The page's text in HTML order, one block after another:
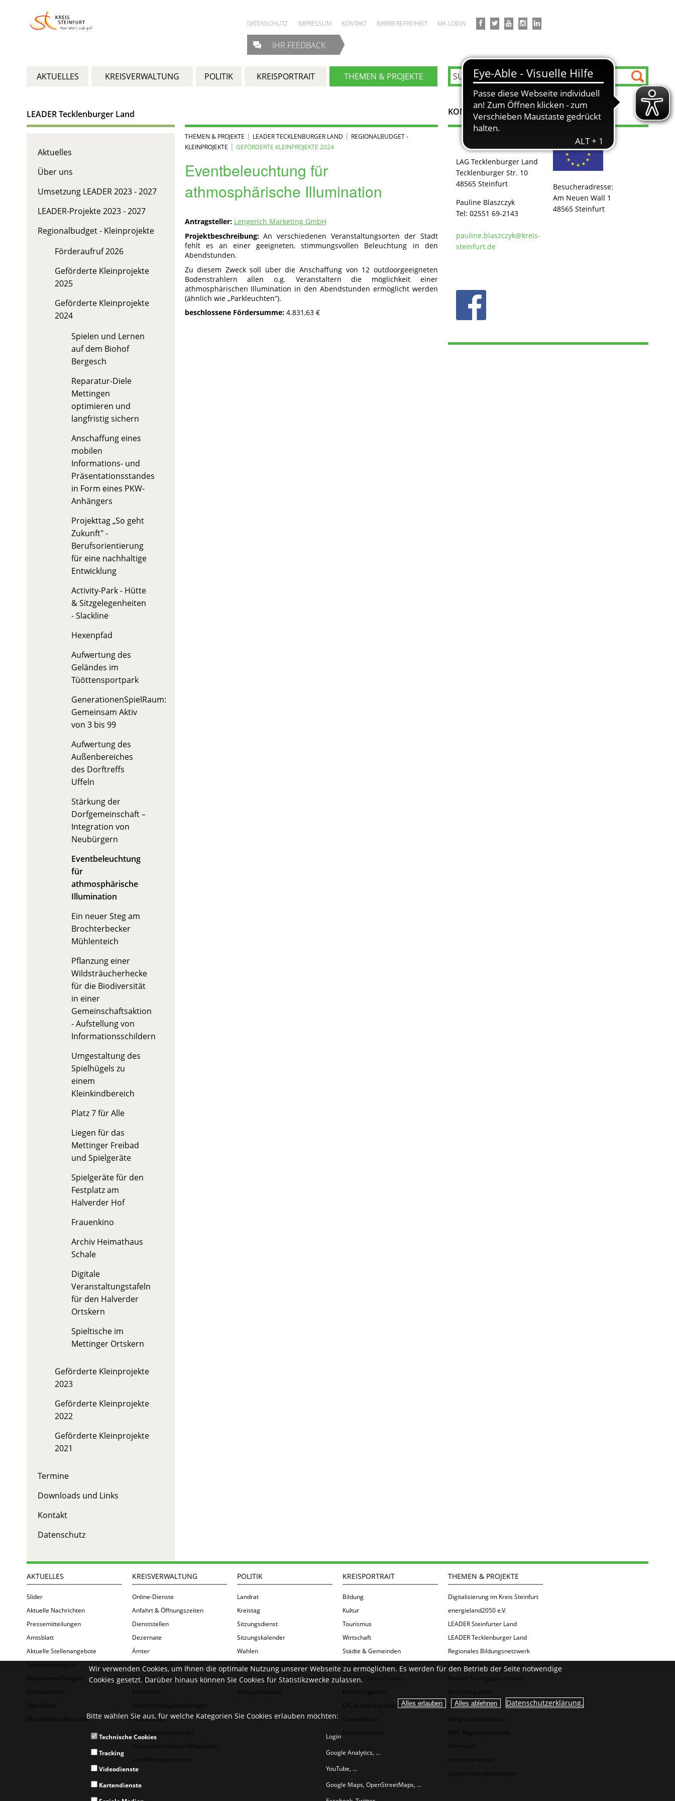
DATENSCHUTZ IMPRESSUM KONTAKT BARRIEREFREIHEIT MA-LOGIN
IHR FEEDBACK
AKTUELLES KREISVERWALTUNG POLITIK KREISPORTRAIT THEMEN & PROJEKTE
LEADER Tecklenburger Land
Aktuelles
Über uns
Umsetzung LEADER 2023 - 2027
LEADER-Projekte 2023 - 2027
Regionalbudget - Kleinprojekte
Förderaufruf 2026
Geförderte Kleinprojekte
2025
Geförderte Kleinprojekte
2024
Spielen und Lernen
auf dem Biohof
Bergesch
Reparatur-Diele
Mettingen
optimieren und
langfristig sichern
Anschaffung eines
mobilen
Informations- und
Präsentationsstandes
in Form eines PKW-
Anhängers
Projekttag „So geht
Zukunft" -
Berufsorientierung
für eine nachhaltige
Entwicklung
Activity-Park - Hütte
& Sitzgelegenheiten
- Slackline
Hexenpfad
Aufwertung des
Geländes im
Tüöttensportpark
GenerationenSpielRaum:
Gemeinsam Aktiv
von 3 bis 99
Aufwertung des
Außenbereiches
des Dorftreffs
Uffeln
Stärkung der
Dorfgemeinschaft –
Integration von
Neubürgern
Eventbeleuchtung
für
athmosphärische
Illumination
Ein neuer Steg am
Brochterbecker
Mühlenteich
Pflanzung einer
Wildsträucherhecke
für die Biodiversität
in einer
Gemeinschaftsaktion
- Aufstellung von
Informationsschildern
Umgestaltung des
Spielhügels zu
einem
Kleinkindbereich
Platz 7 für Alle
Liegen für das
Mettinger Freibad
und Spielgeräte
Spielgeräte für den
Festplatz am
Halverder Hof
Frauenkino
Archiv Heimathaus
Schale
Digitale
Veranstaltungstafeln
für den Halverder
Ortskern
Spieltische im
Mettinger Ortskern
Geförderte Kleinprojekte
2023
Geförderte Kleinprojekte
2022
Geförderte Kleinprojekte
2021
Termine
Downloads und Links
Kontakt
Datenschutz
THEMEN & PROJEKTE | LEADER TECKLENBURGER LAND | REGIONALBUDGET -
KLEINPROJEKTE | GEFÖRDERTE KLEINPROJEKTE 2024
Eventbeleuchtung für
athmosphärische Illumination
Antragsteller: Lengerich Marketing GmbH
Projektbeschreibung:An verschiedenen Veranstaltungsorten der Stadt
fehlt es an einer geeigneten, stimmungsvollen Beleuchtung in den
Abendstunden.
Zu diesem Zweck soll über die Anschaffung von 12 outdoorgeeigneten
Bodenstrahlern allen o.g. Veranstaltern die möglichkeit einer
athmosphärischen Illumination in den Abendstunden ermöglicht werden
(ähnlich wie „Parkleuchten“).
beschlossene Fördersumme:4.831,63 €
KONTAKT
LAG Tecklenburger Land
Tecklenburger Str. 10
48565 Steinfurt
Pauline Blaszczyk
Tel: 02551 69-2143
pauline.blaszczyk@kreis-
steinfurt.de
Besucheradresse:
Am Neuen Wall 1
48565 Steinfurt
AKTUELLES
Slider
Aktuelle Nachrichten
Pressemitteilungen
Amtsblatt
Aktuelle Stellenangebote
Ausschreibungen
Bekanntmachungen
Publikationen
OpenData
Münsterland Botschaft
KREISVERWALTUNG
Online-Dienste
Anfahrt & Öffnungszeiten
Dienststellen
Dezernate
Ämter
Jobs & Karriere
Haushalt & Finanzen
Kreisrecht
Gleichstellungsbeauftragte
Personalrat
Vertrauensperson der
schwerbehinderten Mitarbeiter
und Mitarbeiterinnen
POLITIK
Landrat
Kreistag
Sitzungsdienst
Sitzungskalender
Wahlen
Abgeordnete Bundestag, Landtag
und Europäisches Parlament
Inklusionsbeirat
KREISPORTRAIT
Bildung
Kultur
Tourismus
Wirtschaft
Städte & Gemeinden
Kreispartnerschaften
Zahlen|Daten|Fakten
Kreislehrgarten
DA, Kunsthaus Kloster
Gravenhorst
Geodatenatlas
THEMEN & PROJEKTE
Digitalisierung im Kreis Steinfurt
energieland2050 e.V.
LEADER Steinfurter Land
LEADER Tecklenburger Land
Regionales Bildungsnetzwerk
Gleichstellungsbeauftragte
Runder Tisch gegen Gewalt
Kreislehrgarten
Kommunales
Integrationszentrum
BNE-Regionalzentrum
Ehrenamt
Interkommunale
Digitalisierungsstrategie
Wir verwenden Cookies, um Ihnen die optimale Nutzung unserer Webseite zu ermöglichen. Es werden für den Betrieb der Seite notwendige
Cookies gesetzt. Darüber hinaus können Sie Cookies für Statistikzwecke zulassen.
Datenschutzerklärung.
Bitte wählen Sie aus, für welche Kategorien Sie Cookies erlauben möchten:
Technische Cookies
Login
Tracking
Google Analytics, ...
Videodienste
YouTube, ...
Kartendienste
Google Maps, OpenStreetMaps, ...